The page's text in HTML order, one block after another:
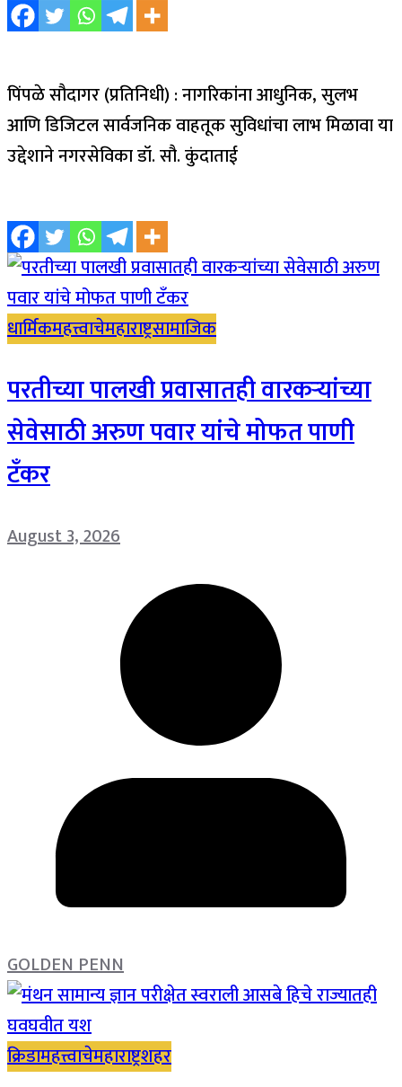
पिंपळे सौदागर (प्रतिनिधी) : नागरिकांना आधुनिक, सुलभ
आणि डिजिटल सार्वजनिक वाहतूक सुविधांचा लाभ मिळावा या
उद्देशाने नगरसेविका डॉ. सौ. कुंदाताई
धार्मिकमहत्त्वाचेमहाराष्ट्रसामाजिक
परतीच्या पालखी प्रवासातही वारकऱ्यांच्या
सेवेसाठी अरुण पवार यांचे मोफत पाणी
टँकर
August 3, 2026
GOLDEN PENN
क्रिडामहत्त्वाचेमहाराष्ट्रशहर